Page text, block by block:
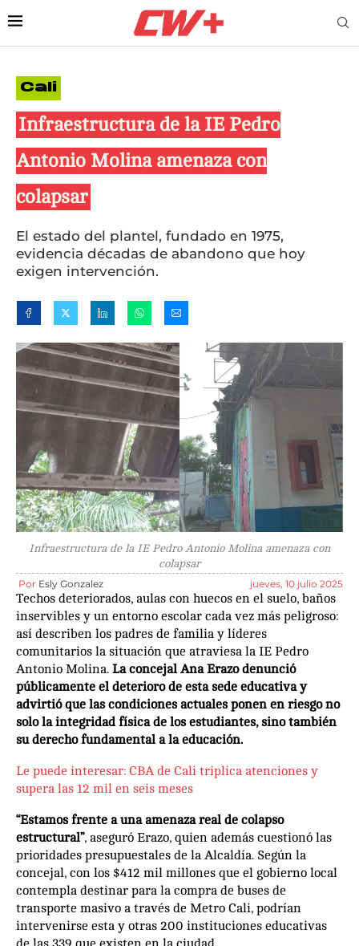
Cali
Infraestructura de la IE Pedro
Antonio Molina amenaza con
colapsar
El estado del plantel, fundado en 1975,
evidencia décadas de abandono que hoy
exigen intervención.
Infraestructura de la IE Pedro Antonio Molina amenaza con
colapsar
Por Esly Gonzalez jueves, 10 julio 2025
Techos deteriorados, aulas con huecos en el suelo, baños
inservibles y un entorno escolar cada vez más peligroso:
así describen los padres de familia y líderes
comunitarios la situación que atraviesa la IE Pedro
Antonio Molina. La concejal Ana Erazo denunció
públicamente el deterioro de esta sede educativa y
advirtió que las condiciones actuales ponen en riesgo no
solo la integridad física de los estudiantes, sino también
su derecho fundamental a la educación.
Le puede interesar: CBA de Cali triplica atenciones y
supera las 12 mil en seis meses
“Estamos frente a una amenaza real de colapso
estructural”, aseguró Erazo, quien además cuestionó las
prioridades presupuestales de la Alcaldía. Según la
concejal, con los $412 mil millones que el gobierno local
contempla destinar para la compra de buses de
transporte masivo a través de Metro Cali, podrían
intervenirse esta y otras 200 instituciones educativas